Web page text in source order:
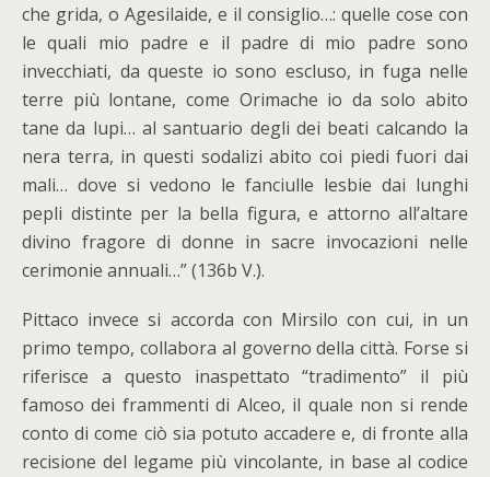
che grida, o Agesilaide, e il consiglio…: quelle cose con
le quali mio padre e il padre di mio padre sono
invecchiati, da queste io sono escluso, in fuga nelle
terre più lontane, come Orimache io da solo abito
tane da lupi… al santuario degli dei beati calcando la
nera terra, in questi sodalizi abito coi piedi fuori dai
mali… dove si vedono le fanciulle lesbie dai lunghi
pepli distinte per la bella figura, e attorno all’altare
divino fragore di donne in sacre invocazioni nelle
cerimonie annuali…” (136b V.).
Pittaco invece si accorda con Mirsilo con cui, in un
primo tempo, collabora al governo della città. Forse si
riferisce a questo inaspettato “tradimento” il più
famoso dei frammenti di Alceo, il quale non si rende
conto di come ciò sia potuto accadere e, di fronte alla
recisione del legame più vincolante, in base al codice